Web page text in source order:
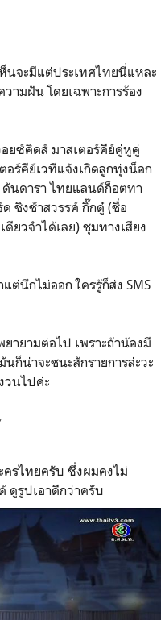
จะมีแต่ประเทศไทยนี่แหละ
มฝัน โดยเฉพาะการร้อง
อยซ์คิดส์ มาสเตอร์คีย์คู่หูคู่
อร์คีย์เวทีแจ้งเกิดลูกทุ่งน็อก
นดารา ไทยแลนด์ก็อตทา
ชิงช้าสวรรค์ กิ๊กดู๋ (ชื่อ
ยวจำได้เลย) ชุมทางเสียง
ต่นึกไม่ออก ใครรู้ก็ส่ง SMS
ายามต่อไป เพราะถ้าน้องมี
ก็น่าจะชนะสักรายการล่ะวะ
วนไปค่ะ
รไทยครับ ซึ่งผมคงไม่
ดูรูปเอาดีกว่าครับ